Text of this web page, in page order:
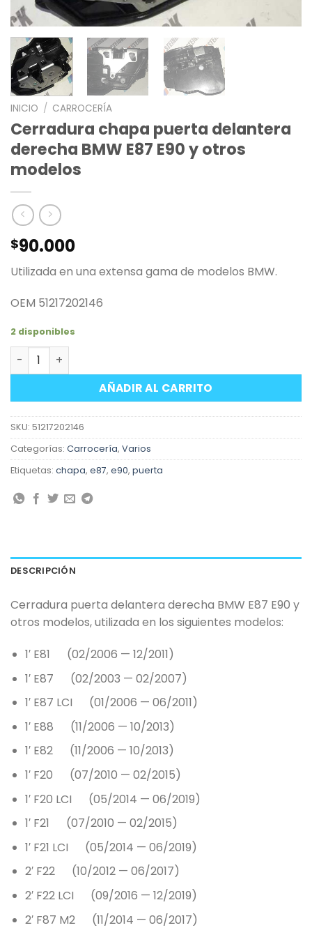
INICIO / CARROCERÍA
Cerradura chapa puerta delantera
derecha BMW E87 E90 y otros
modelos
$90.000
Utilizada en una extensa gama de modelos BMW.
OEM 51217202146
2 disponibles
Cerradura chapa puerta delantera derecha BMW E87
AÑADIR AL CARRITO
SKU: 51217202146
Categorías: Carrocería, Varios
Etiquetas: chapa, e87, e90, puerta
DESCRIPCIÓN
Cerradura puerta delantera derecha BMW E87 E90 y
otros modelos, utilizada en los siguientes modelos:
1′ E81 (02/2006 — 12/2011)
1′ E87 (02/2003 — 02/2007)
1′ E87 LCI (01/2006 — 06/2011)
1′ E88 (11/2006 — 10/2013)
1′ E82 (11/2006 — 10/2013)
1′ F20 (07/2010 — 02/2015)
1′ F20 LCI (05/2014 — 06/2019)
1′ F21 (07/2010 — 02/2015)
1′ F21 LCI (05/2014 — 06/2019)
2′ F22 (10/2012 — 06/2017)
2′ F22 LCI (09/2016 — 12/2019)
2′ F87 M2 (11/2014 — 06/2017)